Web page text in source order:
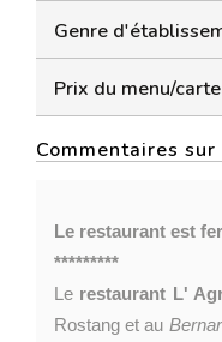
Genre
Prix du menu/carte
Commentaires
Le restaurant est
*********
Le restaurant L'
Rostang et au